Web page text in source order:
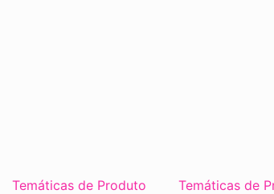
Temáticas de Produto Temáticas de